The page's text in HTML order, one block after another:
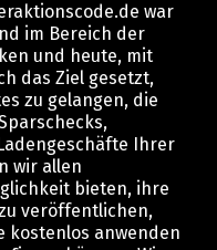
war
im Bereich der
und heute, mit
das Ziel gesetzt,
zu gelangen, die
Ihrer
wir allen
bieten, ihre
veröffentlichen,
kostenlos anwenden